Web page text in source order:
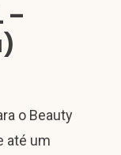
–
o Beauty
até um